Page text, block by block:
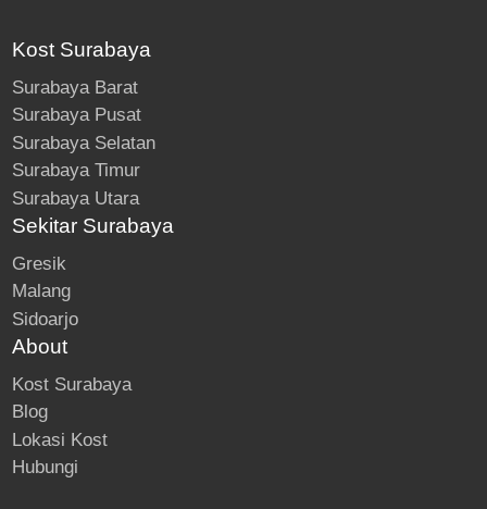
Kost Surabaya
Surabaya Barat
Surabaya Pusat
Surabaya Selatan
Surabaya Timur
Surabaya Utara
Sekitar Surabaya
Gresik
Malang
Sidoarjo
About
Kost Surabaya
Blog
Lokasi Kost
Hubungi